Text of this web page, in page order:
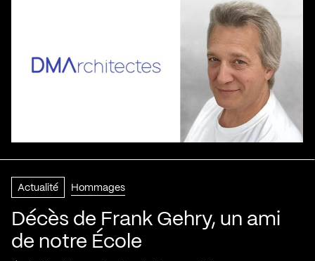
Actualité Hommages
Décès de Frank Gehry, un ami
de notre École